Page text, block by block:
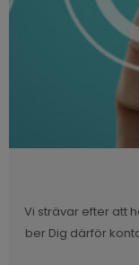
Vi strävar efter att
ber Dig därför